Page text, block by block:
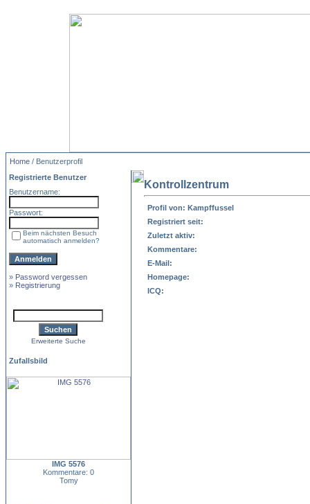
Home / Benutzerprofil
Registrierte Benutzer
Benutzername:
Passwort:
Beim nächsten Besuch
automatisch anmelden?
» Password vergessen
» Registrierung
Erweiterte Suche
Zufallsbild
IMG 5576
Kommentare: 0
Tomy
Kontrollzentrum
Profil von: Kampffussel
Registriert seit:
Zuletzt aktiv:
Kommentare:
E-Mail:
Homepage:
ICQ: